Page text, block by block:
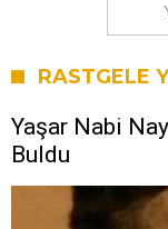
RASTGELE
Yaşar Nabi
Buldu